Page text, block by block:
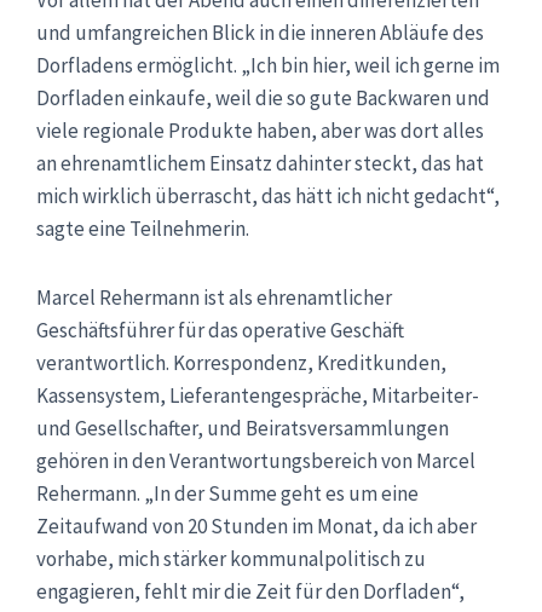
und umfangreichen Blick in die inneren Abläufe des
Dorfladens ermöglicht. „Ich bin hier, weil ich gerne im
Dorfladen einkaufe, weil die so gute Backwaren und
viele regionale Produkte haben, aber was dort alles
an ehrenamtlichem Einsatz dahinter steckt, das hat
mich wirklich überrascht, das hätt ich nicht gedacht“,
sagte eine Teilnehmerin.
Marcel Rehermann ist als ehrenamtlicher
Geschäftsführer für das operative Geschäft
verantwortlich. Korrespondenz, Kreditkunden,
Kassensystem, Lieferantengespräche, Mitarbeiter-
und Gesellschafter, und Beiratsversammlungen
gehören in den Verantwortungsbereich von Marcel
Rehermann. „In der Summe geht es um eine
Zeitaufwand von 20 Stunden im Monat, da ich aber
vorhabe, mich stärker kommunalpolitisch zu
engagieren, fehlt mir die Zeit für den Dorfladen“,